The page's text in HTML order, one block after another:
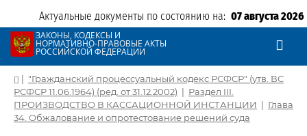
Актуальные документы по состоянию на: 07 августа 2026
ЗАКОНЫ, КОДЕКСЫ И
НОРМАТИВНО-ПРАВОВЫЕ АКТЫ
РОССИЙСКОЙ ФЕДЕРАЦИИ
| "Гражданский процессуальный кодекс РСФСР" (утв. ВС
РСФСР 11.06.1964) (ред. от 31.12.2002) | Раздел III.
ПРОИЗВОДСТВО В КАССАЦИОННОЙ ИНСТАНЦИИ | Глава
34. Обжалование и опротестование решений суда